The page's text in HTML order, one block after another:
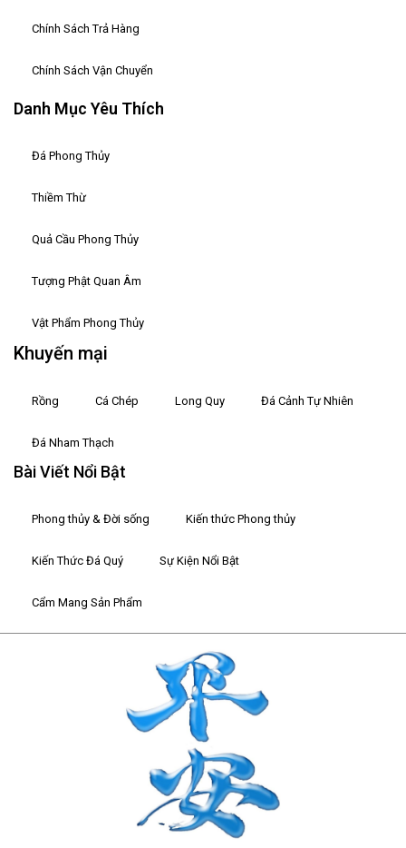
Chính Sách Trả Hàng
Chính Sách Vận Chuyển
Danh Mục Yêu Thích
Đá Phong Thủy
Thiềm Thừ
Quả Cầu Phong Thủy
Tượng Phật Quan Âm
Vật Phẩm Phong Thủy
Khuyến mại
Rồng Cá Chép Long Quy Đá Cảnh Tự Nhiên
Đá Nham Thạch
Bài Viết Nổi Bật
Phong thủy & Đời sống Kiến thức Phong thủy
Kiến Thức Đá Quý Sự Kiện Nổi Bật
Cẩm Mang Sản Phẩm